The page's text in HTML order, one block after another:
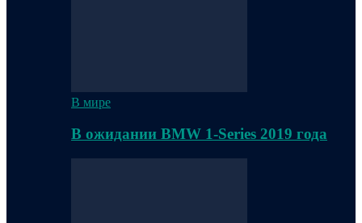
В мире
В ожидании BMW 1-Series 2019 года